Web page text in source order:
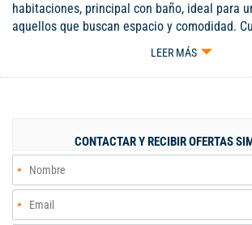
habitaciones, principal con baño, ideal para
aquellos que buscan espacio y comodidad.
comedor amplia y luminosa, 3 habitaciones
vistas despejadas, cocina moderna y
Esta hermosa casa cuenta con ubicación
pierdas esta oportunidad de vivir en una
¡Visítala hoy mismo!
LEER MÁS
CONTACTAR Y RECIBIR OFERTAS